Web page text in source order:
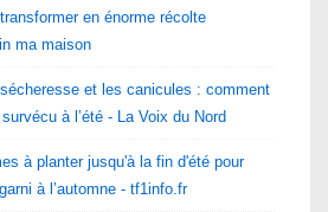
en énorme récolte
ma maison
et les canicules : comment
à l’été - La Voix du Nord
à planter jusqu'à la fin d'été pour
à l’automne - tf1info.fr